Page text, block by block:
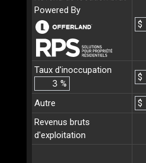
Powered By
$
Taux d'inoccupation
%
$
Autre
$
Revenus bruts
d'exploitation